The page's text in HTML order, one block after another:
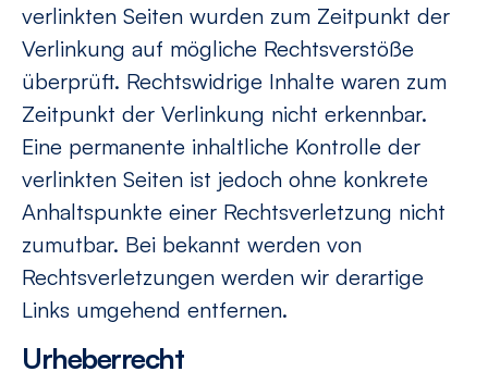
verlinkten Seiten wurden zum Zeitpunkt der
Verlinkung auf mögliche Rechtsverstöße
überprüft. Rechtswidrige Inhalte waren zum
Zeitpunkt der Verlinkung nicht erkennbar.
Eine permanente inhaltliche Kontrolle der
verlinkten Seiten ist jedoch ohne konkrete
Anhaltspunkte einer Rechtsverletzung nicht
zumutbar. Bei bekannt werden von
Rechtsverletzungen werden wir derartige
Links umgehend entfernen.
Urheberrecht